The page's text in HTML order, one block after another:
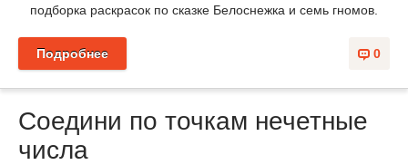
подборка раскрасок по сказке Белоснежка и семь гномов.
0
Подробнее
Соедини по точкам нечетные
числа